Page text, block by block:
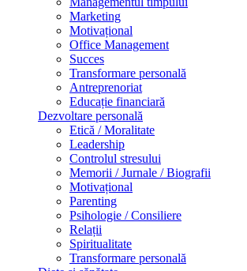
Marketing
Motivațional
Office Management
Succes
Transformare personală
Antreprenoriat
Educație financiară
Dezvoltare personală
Etică / Moralitate
Leadership
Controlul stresului
Memorii / Jurnale / Biografii
Motivațional
Parenting
Psihologie / Consiliere
Relații
Spiritualitate
Transformare personală